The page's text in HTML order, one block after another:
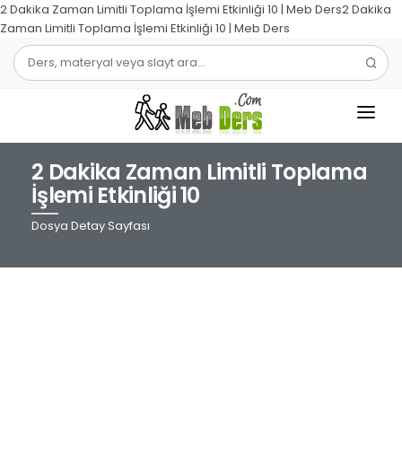
2 Dakika Zaman Limitli Toplama İşlemi Etkinliği 10 | Meb Ders2 Dakika
Zaman Limitli Toplama İşlemi Etkinliği 10 | Meb Ders
1.SINIF
2.SINIF
2 Dakika Zaman Limitli Toplama
İşlemi Etkinliği 10
Dosya Detay Sayfası